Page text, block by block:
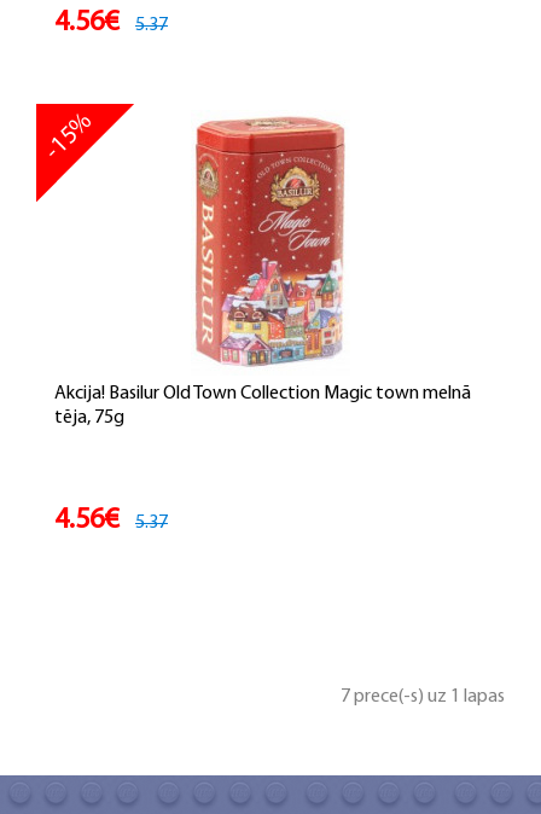
4.56€ 5.37
Akcija! Basilur Old Town Collection Magic town melnā
tēja, 75g
-15%
4.56€ 5.37
7 prece(-s) uz 1 lapas